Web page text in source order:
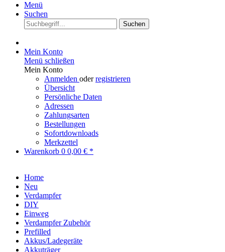
Menü
Suchen
Suchen
Mein Konto
Menü schließen
Mein Konto
Anmelden oderregistrieren
Übersicht
Persönliche Daten
Adressen
Zahlungsarten
Bestellungen
Sofortdownloads
Merkzettel
Warenkorb 0 0,00 € *
Home
Neu
Verdampfer
DIY
Einweg
Verdampfer Zubehör
Prefilled
Akkus/Ladegeräte
Akkuträger